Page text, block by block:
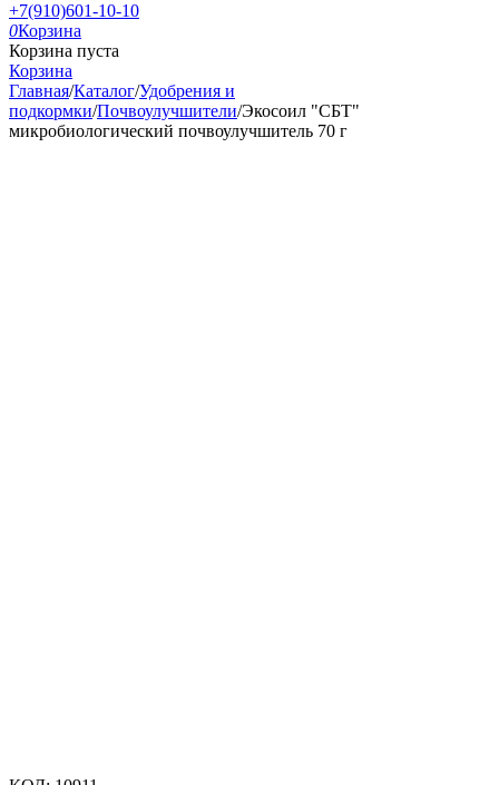
+7(910)601-10-10
0Корзина
Корзина пуста
Корзина
Главная/Каталог/Удобрения и
подкормки/Почвоулучшители/Экосоил "СБТ"
микробиологический почвоулучшитель 70 г